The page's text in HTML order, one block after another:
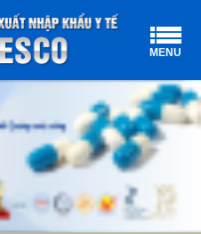
MENU